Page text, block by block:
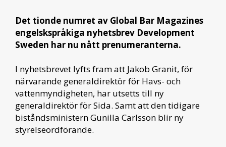
Det tionde numret av Global Bar Magazines
engelskspråkiga nyhetsbrev Development
Sweden har nu nått prenumeranterna.
I nyhetsbrevet lyfts fram att Jakob Granit, för
närvarande generaldirektör för Havs- och
vattenmyndigheten, har utsetts till ny
generaldirektör för Sida. Samt att den tidigare
biståndsministern Gunilla Carlsson blir ny
styrelseordförande.